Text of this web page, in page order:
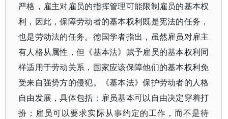
严格，雇主对雇员的指挥管理可能限制雇员的基本权
利，因此，保障劳动者的基本权利既是宪法的任务，
也是劳动法的任务。德国学者指出，虽然雇员对雇主
有人格从属性，但《基本法》赋予雇员的基本权利同
样适用于劳动关系，国家应该保障他们的基本权利免
受来自强势方的侵犯。《基本法》保护劳动者的人格
自由发展，具体包括：雇员基本可以自由决定穿着打
扮；雇员可以要求实际从事约定的工作，而不是待